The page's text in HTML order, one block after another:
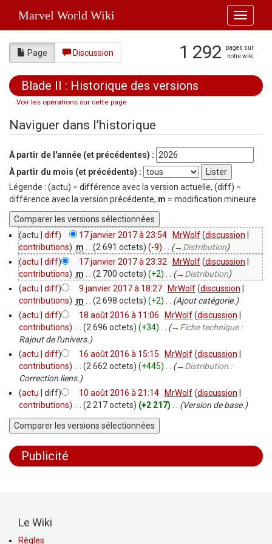
Toggle
Marvel World Wiki
Page Discussion 1 292
pages sur
notre wiki
Blade II : Historique des versions
Voir les opérations sur cette page
Naviguer dans l’historique
À partir de l'année (et précédentes) :
À partir du mois (et précédents) :
Légende : (actu) = différence avec la version actuelle, (diff) =
différence avec la version précédente, m = modification mineure
(actu | diff) 17 janvier 2017 à 23:54 MrWolf (discussion
contributions) m . . (2 691 octets) (-9) . . (→ Distribution)
(actu diff) 17 janvier 2017 à 23:32 MrWolf (discussion
contributions) m . . (2 700 octets) (+2) . . (→ Distribution)
(actu diff) 9 janvier 2017 à 18:27 MrWolf (discussion
contributions) m . . (2 698 octets) (+2) . . (Ajout catégorie.)
(actu diff) 18 août 2016 à 11:06 MrWolf (discussion
contributions) . . (2 696 octets) (+34) . . (→ Fiche technique :
Rajout de l'univers.)
(actu diff) 16 août 2016 à 15:15 MrWolf (discussion
contributions) . . (2 662 octets) (+445) . . (→ Distribution :
Correction liens.)
(actu | diff) 10 août 2016 à 21:14 MrWolf (discussion
contributions) . . (2 217 octets) (+2 217) . . (Version de base.)
Publicité
Le Wiki
Règles